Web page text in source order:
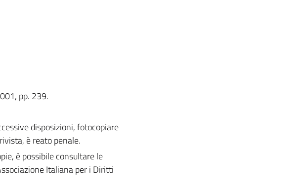
pp. 239.
disposizioni, fotocopiare
è reato penale.
è possibile consultare le
Italiana per i Diritti